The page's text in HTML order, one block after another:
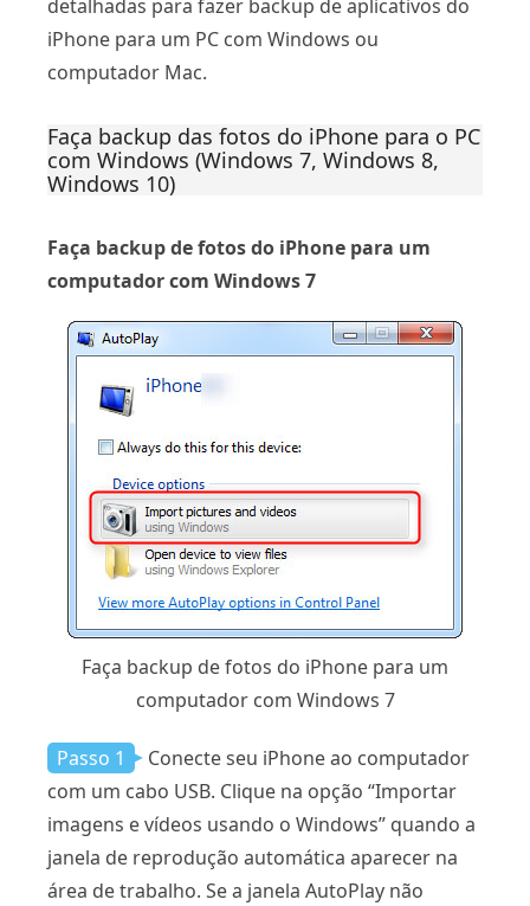
detalhadas para fazer backup de aplicativos do
iPhone para um PC com Windows ou
computador Mac.
Faça backup das fotos do iPhone para o PC
com Windows (Windows 7, Windows 8,
Windows 10)
Faça backup de fotos do iPhone para um
computador com Windows 7
Faça backup de fotos do iPhone para um
computador com Windows 7
Passo 1
Conecte seu iPhone ao computador
com um cabo USB. Clique na opção “Importar
imagens e vídeos usando o Windows” quando a
janela de reprodução automática aparecer na
área de trabalho. Se a janela AutoPlay não